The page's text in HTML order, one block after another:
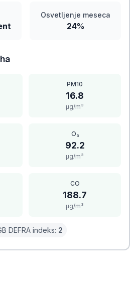
Osvetljenje meseca
24%
PM10
16.8
μg/m³
O₃
92.2
μg/m³
CO
188.7
μg/m³
DEFRA indeks: 2